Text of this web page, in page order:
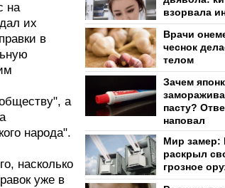
на
их
в
а
народа".
насколько
уже в